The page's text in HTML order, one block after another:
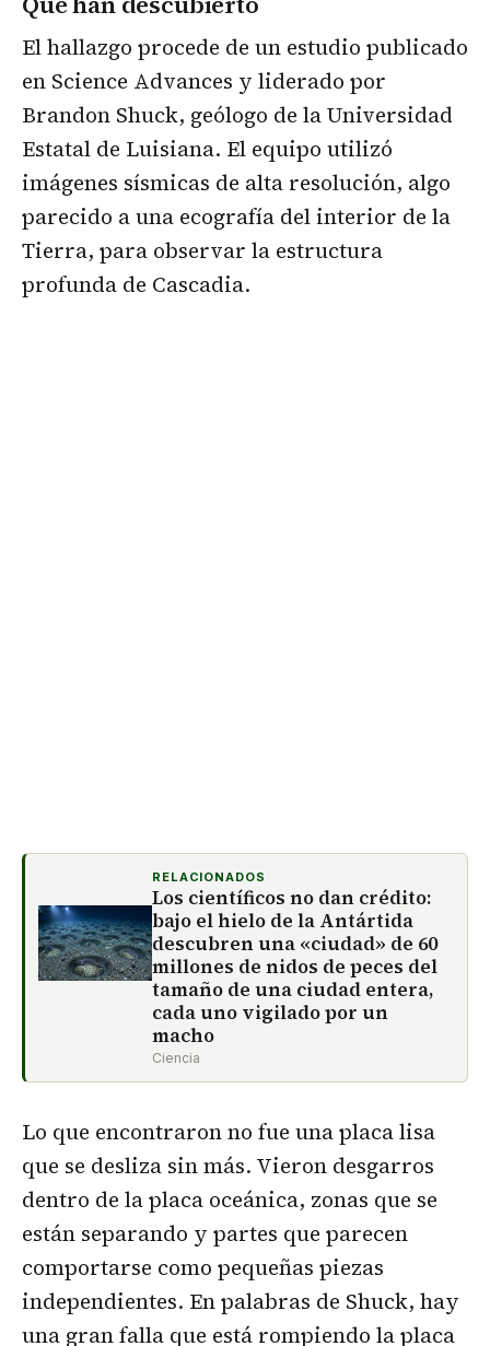
El hallazgo procede de un estudio publicado
en Science Advances y liderado por
Brandon Shuck, geólogo de la Universidad
Estatal de Luisiana. El equipo utilizó
imágenes sísmicas de alta resolución, algo
parecido a una ecografía del interior de la
Tierra, para observar la estructura
profunda de Cascadia.
RELACIONADOS
Los científicos no dan crédito:
bajo el hielo de la Antártida
descubren una «ciudad» de 60
millones de nidos de peces del
tamaño de una ciudad entera,
cada uno vigilado por un
macho
Ciencia
Lo que encontraron no fue una placa lisa
que se desliza sin más. Vieron desgarros
dentro de la placa oceánica, zonas que se
están separando y partes que parecen
comportarse como pequeñas piezas
independientes. En palabras de Shuck, hay
una gran falla que está rompiendo la placa